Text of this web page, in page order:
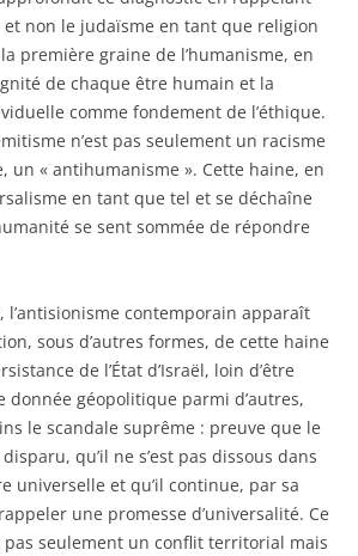
et non le judaïsme en tant que religion
première graine de l’humanisme, en
de chaque être humain et la
comme fondement de l’éthique.
n’est pas seulement un racisme
un « antihumanisme ». Cette haine, en
en tant que tel et se déchaîne
se sent sommée de répondre
l’antisionisme contemporain apparaît
sous d’autres formes, de cette haine
de l’État d’Israël, loin d’être
donnée géopolitique parmi d’autres,
le scandale suprême : preuve que le
qu’il ne s’est pas dissous dans
universelle et qu’il continue, par sa
une promesse d’universalité. Ce
pas seulement un conflit territorial mais